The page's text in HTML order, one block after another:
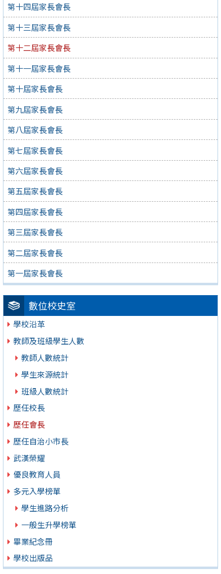
第十四屆家長會長
第十三屆家長會長
第十二屆家長會長
第十一屆家長會長
第十屆家長會長
第九屆家長會長
第八屆家長會長
第七屆家長會長
第六屆家長會長
第五屆家長會長
第四屆家長會長
第三屆家長會長
第二屆家長會長
第一屆家長會長
數位校史室
學校沿革
教師及班級學生人數
教師人數統計
學生來源統計
班級人數統計
歷任校長
歷任會長
歷任自治小市長
武漢榮耀
優良教育人員
多元入學榜單
學生進路分析
一般生升學榜單
畢業紀念冊
學校出版品